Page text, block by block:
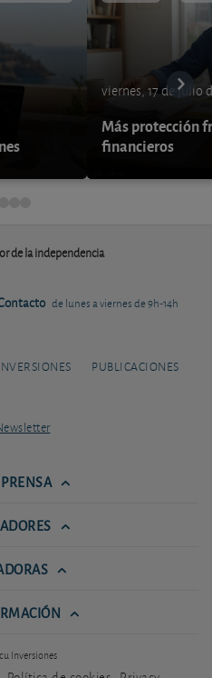
viernes, 17 de julio
Más protección
financieros
de la independencia
de lunes a viernes de 9h-14h
PUBLICACIONES
Inversiones